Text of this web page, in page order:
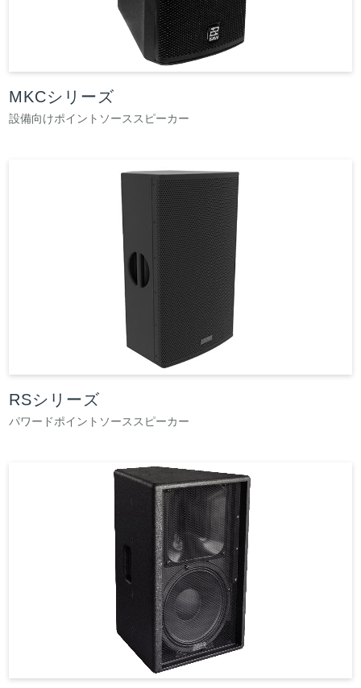
MKCシリーズ
設備向けポイントソーススピーカー
RSシリーズ
パワードポイントソーススピーカー